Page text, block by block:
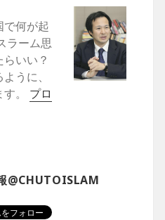
で何が起
ラーム思
いい？
うに、
。 プロ
@CHUTOISLAM